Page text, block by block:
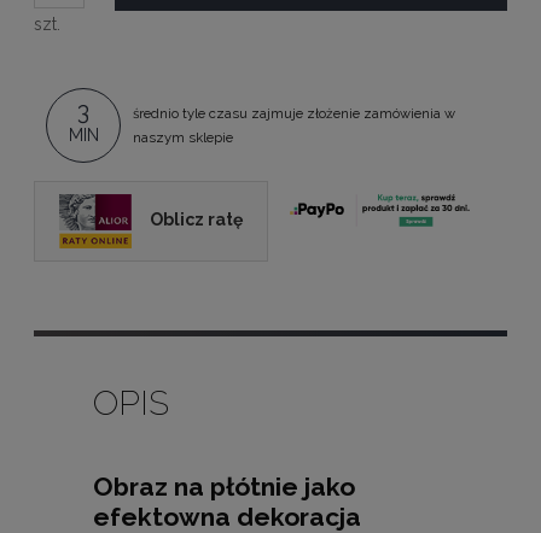
szt.
3
MIN
średnio tyle czasu zajmuje złożenie zamówienia w
naszym sklepie
Oblicz ratę
OPIS
Obraz na płótnie jako
efektowna dekoracja